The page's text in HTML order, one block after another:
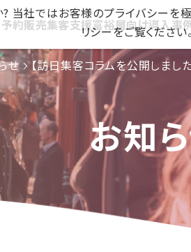
予約販売集客支援富裕層向け導入事
お知
せ 【訪日集客コラムを公開しま
社ではお客様のプライバシーを
リシーをご覧ください